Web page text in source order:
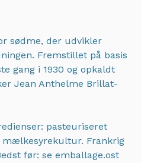
sødme, der udvikler
Fremstillet på basis
gang i 1930 og opkaldt
Jean Anthelme Brillat-
pasteuriseret
mælkesyrekultur. Frankrig
før: se emballage.ost